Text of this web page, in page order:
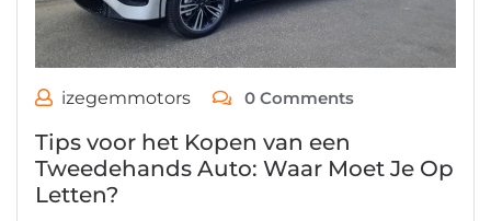
izegemmotors 0 Comments
Tips voor het Kopen van een
Tweedehands Auto: Waar Moet Je Op
Letten?